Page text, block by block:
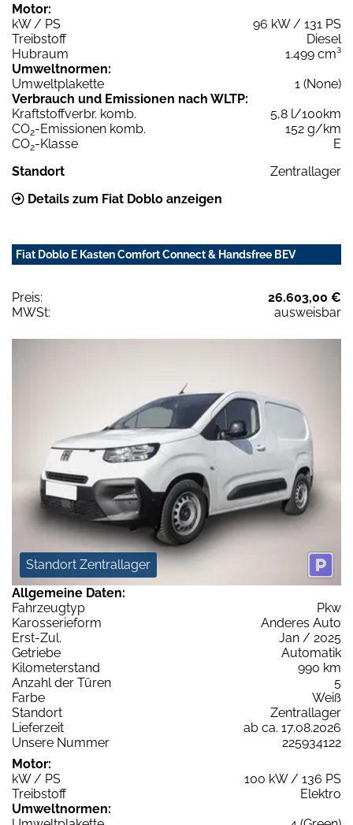
Motor:
kW / PS
96 kW / 131 PS
Treibstoff
Diesel
Hubraum
1.499 cm³
Umweltnormen:
Umweltplakette
1 (None)
Verbrauch und Emissionen nach WLTP:
Kraftstoffverbr. komb.
5,8 l/100km
CO2-Emissionen komb.
152 g/km
CO2-Klasse
E
Standort
Zentrallager
Details zum Fiat Doblo anzeigen
Fiat Doblo E Kasten Comfort Connect & Handsfree BEV
Preis:
26.603,00 €
MWSt:
ausweisbar
Standort Zentrallager
Allgemeine Daten:
Fahrzeugtyp
Pkw
Karosserieform
Anderes Auto
Erst-Zul.
Jan / 2025
Getriebe
Automatik
Kilometerstand
990 km
Anzahl der Türen
5
Farbe
Weiß
Standort
Zentrallager
Lieferzeit
ab ca. 17.08.2026
Unsere Nummer
225934122
Motor:
kW / PS
100 kW / 136 PS
Treibstoff
Elektro
Umweltnormen: